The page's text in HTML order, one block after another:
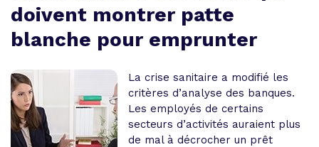
doivent montrer patte
blanche pour emprunter
La crise sanitaire a modifié les
critères d’analyse des banques.
Les employés de certains
secteurs d’activités auraient plus
de mal à décrocher un prêt